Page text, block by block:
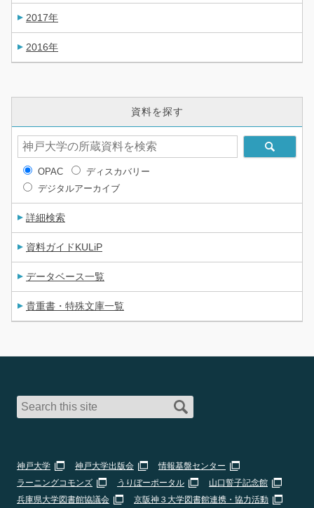
2017年
2016年
資料を探す
OPAC
ディスカバリー
デジタルアーカイブ
詳細検索
資料ガイドKULiP
データベース一覧
貴重書・特殊文庫一覧
神戸大学 神戸大学出版会
情報基盤センター
ラーニングコモンズ
うりぼーポータル
山口誓子記念館
兵庫県大学図書館協議会
京阪神３大学図書館連携・協力活動